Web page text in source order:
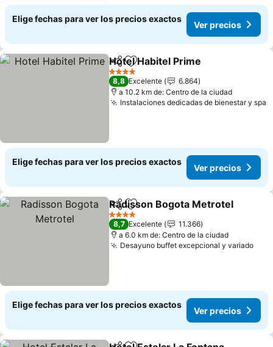
Elige fechas para ver los precios exactos
Ver precios
CompartirAgregar a favoritos
Hotel Habitel Prime
4 Estrellas
8,8 Excelente
6.864
a 10.2 km de: Centro de la ciudad
Instalaciones dedicadas de bienestar y spa
Elige fechas para ver los precios exactos
Ver precios
CompartirAgregar a favoritos
Radisson Bogota Metrotel
4 Estrellas
8,7 Excelente
11.366
a 6.0 km de: Centro de la ciudad
Desayuno buffet excepcional y variadoVer
Elige fechas para ver los precios exactos
Ver precios